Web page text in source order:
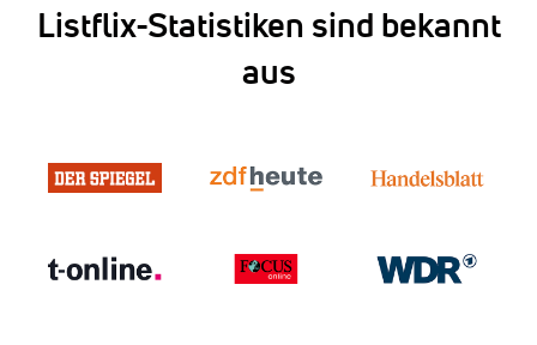
Listflix-Statistiken sind bekannt
aus